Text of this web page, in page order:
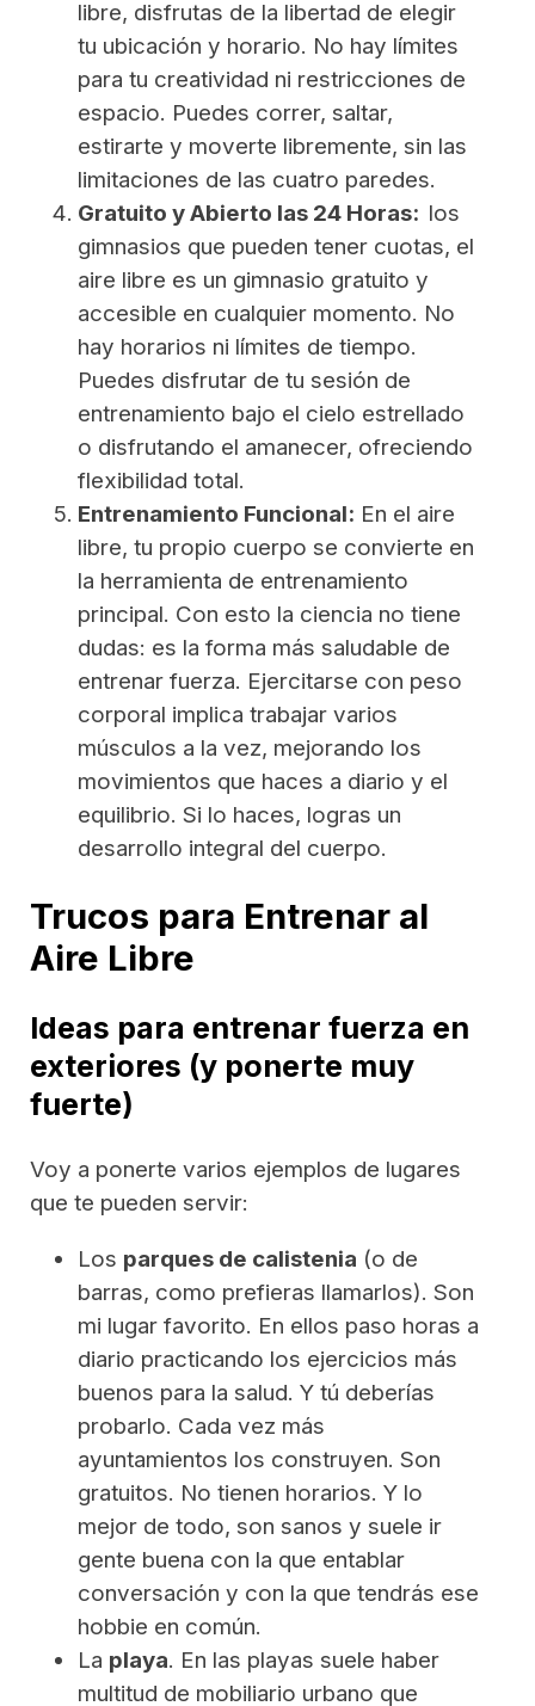
libre, disfrutas de la libertad de elegir
tu ubicación y horario. No hay límites
para tu creatividad ni restricciones de
espacio. Puedes correr, saltar,
estirarte y moverte libremente, sin las
limitaciones de las cuatro paredes.
Gratuito y Abierto las 24 Horas: los
gimnasios que pueden tener cuotas, el
aire libre es un gimnasio gratuito y
accesible en cualquier momento. No
hay horarios ni límites de tiempo.
Puedes disfrutar de tu sesión de
entrenamiento bajo el cielo estrellado
o disfrutando el amanecer, ofreciendo
flexibilidad total.
Entrenamiento Funcional: En el aire
libre, tu propio cuerpo se convierte en
la herramienta de entrenamiento
principal. Con esto la ciencia no tiene
dudas: es la forma más saludable de
entrenar fuerza. Ejercitarse con peso
corporal implica trabajar varios
músculos a la vez, mejorando los
movimientos que haces a diario y el
equilibrio. Si lo haces, logras un
desarrollo integral del cuerpo.
Trucos para Entrenar al
Aire Libre
Ideas para entrenar fuerza en
exteriores (y ponerte muy
fuerte)
Voy a ponerte varios ejemplos de lugares
que te pueden servir:
Los parques de calistenia (o de
barras, como prefieras llamarlos). Son
mi lugar favorito. En ellos paso horas a
diario practicando los ejercicios más
buenos para la salud. Y tú deberías
probarlo. Cada vez más
ayuntamientos los construyen. Son
gratuitos. No tienen horarios. Y lo
mejor de todo, son sanos y suele ir
gente buena con la que entablar
conversación y con la que tendrás ese
hobbie en común.
La playa. En las playas suele haber
multitud de mobiliario urbano que